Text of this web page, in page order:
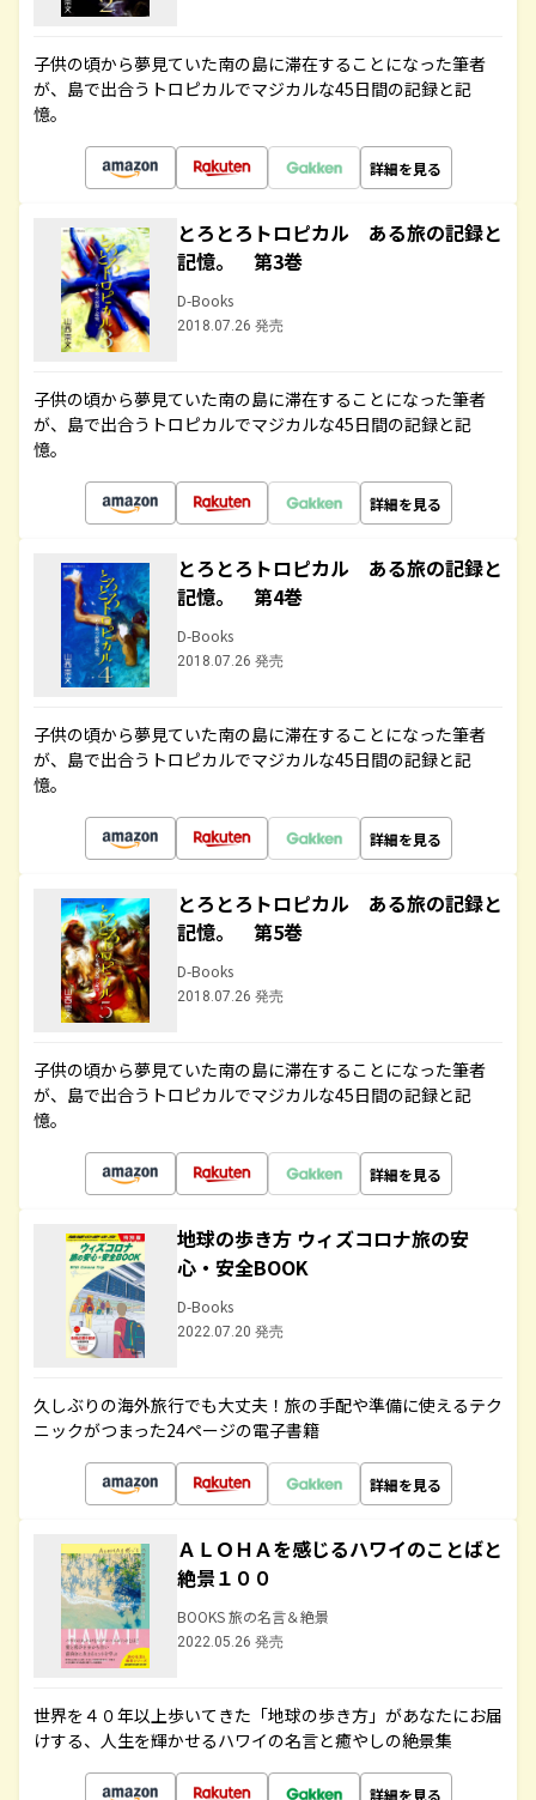
子供の頃から夢見ていた南の島に滞在することになった筆者
が、島で出合うトロピカルでマジカルな45日間の記録と記
憶。
詳細を見る
とろとろトロピカル ある旅の記録と
記憶。 第3巻
D-Books
2018.07.26 発売
子供の頃から夢見ていた南の島に滞在することになった筆者
が、島で出合うトロピカルでマジカルな45日間の記録と記
憶。
詳細を見る
とろとろトロピカル ある旅の記録と
記憶。 第4巻
D-Books
2018.07.26 発売
子供の頃から夢見ていた南の島に滞在することになった筆者
が、島で出合うトロピカルでマジカルな45日間の記録と記
憶。
詳細を見る
とろとろトロピカル ある旅の記録と
記憶。 第5巻
D-Books
2018.07.26 発売
子供の頃から夢見ていた南の島に滞在することになった筆者
が、島で出合うトロピカルでマジカルな45日間の記録と記
憶。
詳細を見る
地球の歩き方 ウィズコロナ旅の安
心・安全BOOK
D-Books
2022.07.20 発売
久しぶりの海外旅行でも大丈夫！旅の手配や準備に使えるテク
ニックがつまった24ページの電子書籍
詳細を見る
ＡＬＯＨＡを感じるハワイのことばと
絶景１００
BOOKS 旅の名言＆絶景
2022.05.26 発売
世界を４０年以上歩いてきた「地球の歩き方」があなたにお届
けする、人生を輝かせるハワイの名言と癒やしの絶景集
詳細を見る